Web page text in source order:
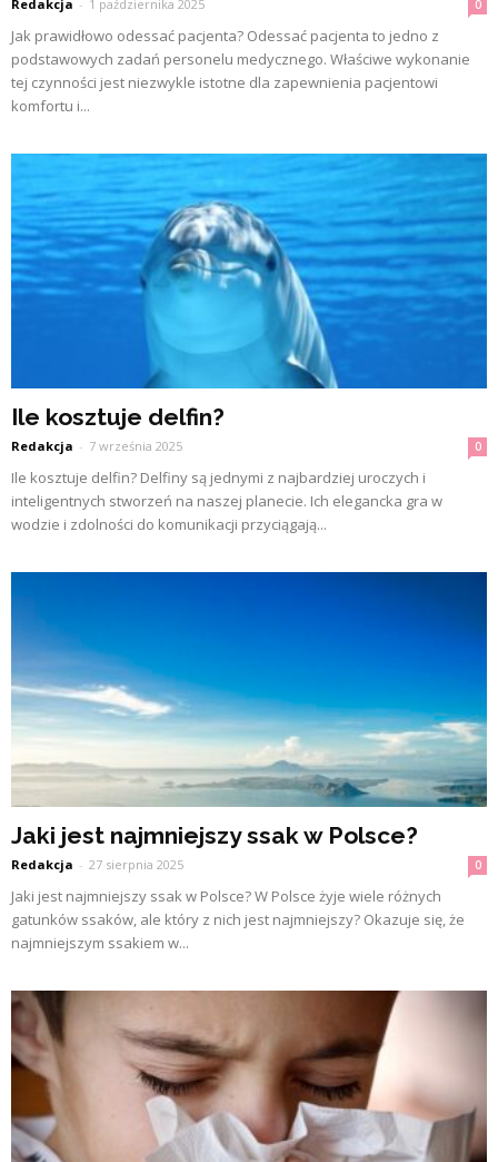
Redakcja - 1 października 2025 0
Jak prawidłowo odessać pacjenta? Odessać pacjenta to jedno z
podstawowych zadań personelu medycznego. Właściwe wykonanie
tej czynności jest niezwykle istotne dla zapewnienia pacjentowi
komfortu i...
Ile kosztuje delfin?
Redakcja - 7 września 2025 0
Ile kosztuje delfin? Delfiny są jednymi z najbardziej uroczych i
inteligentnych stworzeń na naszej planecie. Ich elegancka gra w
wodzie i zdolności do komunikacji przyciągają...
Jaki jest najmniejszy ssak w Polsce?
Redakcja - 27 sierpnia 2025 0
Jaki jest najmniejszy ssak w Polsce? W Polsce żyje wiele różnych
gatunków ssaków, ale który z nich jest najmniejszy? Okazuje się, że
najmniejszym ssakiem w...